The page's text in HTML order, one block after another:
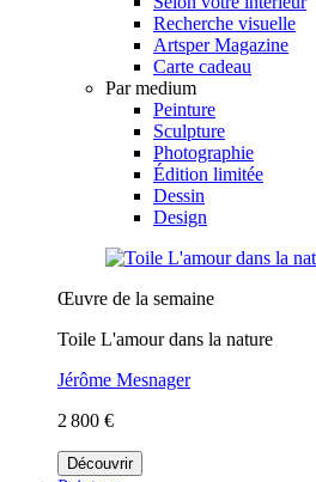
Recherche visuelle
Artsper Magazine
Carte cadeau
Par medium
Peinture
Sculpture
Photographie
Édition limitée
Dessin
Design
Œuvre de la semaine
Toile L'amour dans la nature
Jérôme Mesnager
2 800 €
Découvrir